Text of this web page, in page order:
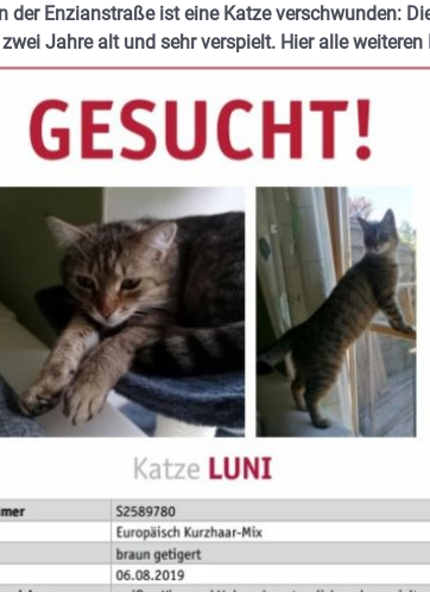
der Enzianstraße ist eine Katze verschwunden:
Jahre alt und sehr verspielt. Hier alle